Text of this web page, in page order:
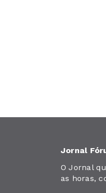
Jornal
O Jornal
as horas,